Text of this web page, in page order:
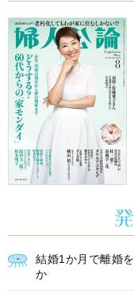
結婚1か月で離婚
か